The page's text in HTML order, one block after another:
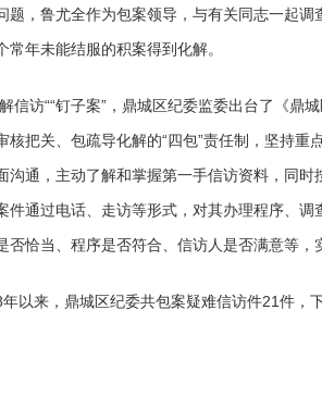
题，鲁尤全作为包案领导，与有关同志一起
常年未能结服的积案得到化解。
访““钉子案”，鼎城区纪委监委出台了《鼎城
核把关、包疏导化解的“四包”责任制，坚持
沟通，主动了解和掌握第一手信访资料，同
件通过电话、走访等形式，对其办理程序、
否恰当、程序是否符合、信访人是否满意等
来，鼎城区纪委共包案疑难信访件21件，